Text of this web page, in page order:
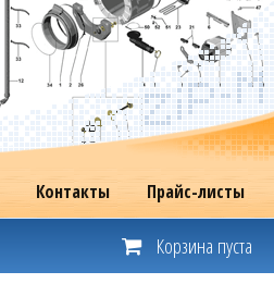
Контакты Прайс-листы
Корзина пуста